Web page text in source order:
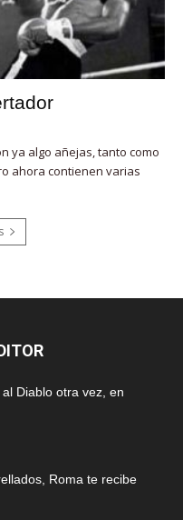
ya algo añejas, tanto como
ahora contienen varias
Diablo otra vez, en
Roma te recibe